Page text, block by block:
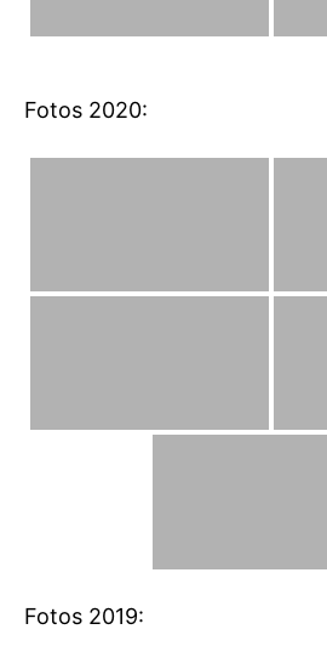
Fotos 2020:
Fotos 2019: